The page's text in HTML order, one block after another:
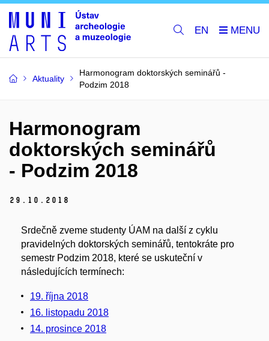
EN
Aktuality
Harmonogram doktorských seminářů -
Podzim 2018
Harmonogram
doktorských seminářů
- Podzim 2018
29. 10. 2018
Srdečně zveme studenty ÚAM na další z cyklu
pravidelných doktorských seminářů, tentokráte pro
semestr Podzim 2018, které se uskuteční v
následujících termínech:
19. října 2018
16. listopadu 2018
14. prosince 2018